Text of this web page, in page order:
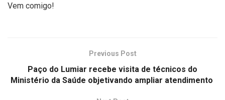
Vem comigo!
Previous Post
Paço do Lumiar recebe visita de técnicos do
Ministério da Saúde objetivando ampliar atendimento